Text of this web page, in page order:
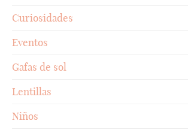
Curiosidades
Eventos
Gafas de sol
Lentillas
Niños